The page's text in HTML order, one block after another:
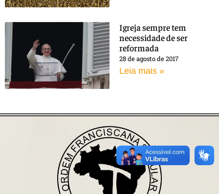
Igreja sempre tem
necessidade de ser
reformada
28 de agosto de 2017
Leia mais »